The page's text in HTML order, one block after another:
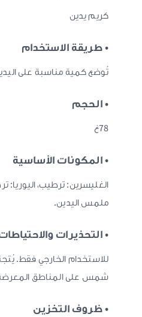
كريم يدين
• طريقة الاستخدام
تُوضع كمية مناسبة على
• الحجم
78غ
• المكونات الأساسية
ملمس اليدين.
• التحذيرات
شمس على المناطق
• ظروف التخزين